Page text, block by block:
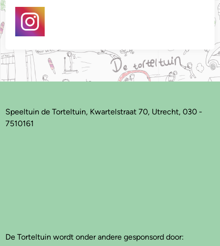
Speeltuin de Torteltuin, Kwartelstraat 70, Utrecht, 030 -
7510161
De Torteltuin wordt onder andere gesponsord door: